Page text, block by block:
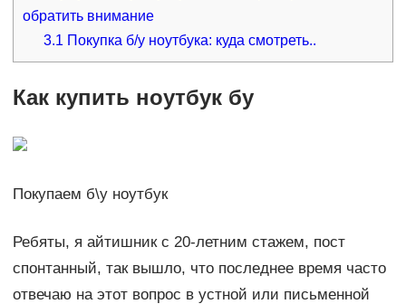
обратить внимание
3.1 Покупка б/у ноутбука: куда смотреть..
Как купить ноутбук бу
Покупаем б\у ноутбук
Ребяты, я айтишник с 20-летним стажем, пост
спонтанный, так вышло, что последнее время часто
отвечаю на этот вопрос в устной или письменной